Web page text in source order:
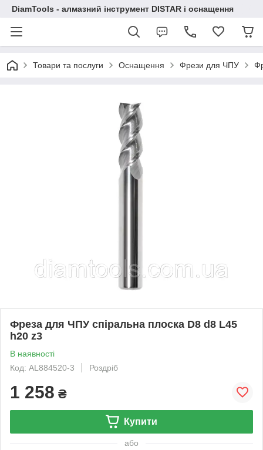
DiamTools - алмазний інструмент DISTAR і оснащення
Товари та послуги Оснащення Фрези для ЧПУ
Фреза для ЧПУ спіральна плоска D8 d8 L45
h20 z3
В наявності
Код: AL884520-3
Роздріб
1 258 ₴
Купити
або